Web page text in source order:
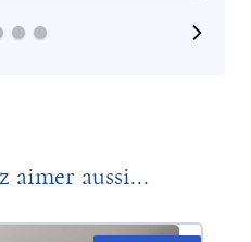
aimer aussi...